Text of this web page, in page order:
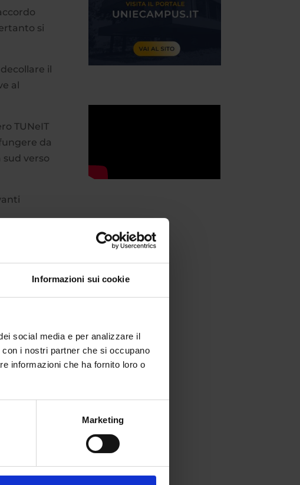
Informazioni sui cookie
social media e per analizzare il
i nostri partner che si occupano
informazioni che ha fornito loro o
Marketing
si
il
al
TUNeIT
da
sud verso
i